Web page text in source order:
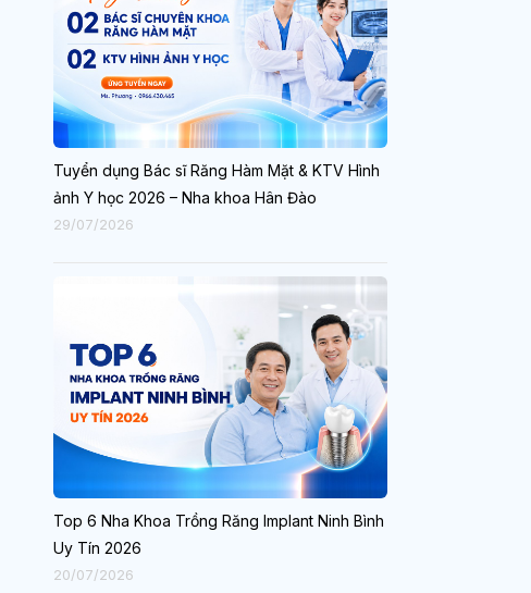
Tuyển dụng Bác sĩ Răng Hàm Mặt & KTV Hình
ảnh Y học 2026 – Nha khoa Hân Đào
29/07/2026
Top 6 Nha Khoa Trồng Răng Implant Ninh Bình
Uy Tín 2026
20/07/2026